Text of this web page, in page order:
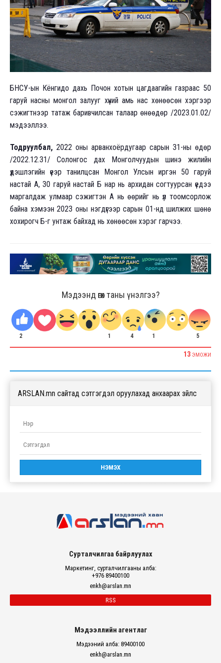
БНСУ-ын Кёнгидо дахь Почон хотын цагдаагийн газраас 50
гаруй насны монгол залууг хүний амь нас хөнөөсөн хэргээр
сэжигтнээр татаж баривчилсан талаар өнөөдөр /2023.01.02/
мэдээллээ.
Тодруулбал, 2022 оны арванхоёрдугаар сарын 31-ны өдөр
/2022.12.31/ Солонгос дах Монголчуудын шинэ жилийн
үдэшлэгийн үеэр танилцсан Монгол Улсын иргэн 50 гаруй
настай А, 30 гаруй настай Б нар нь архидан согтуурсан үедээ
маргалдаж улмаар сэжигтэн А нь өөрийг нь үл тоомсорлож
байна хэмээн 2023 оны нэгдүгээр сарын 01-нд шилжих шөнө
хохирогч Б-г унтаж байхад нь хөнөөсөн хэрэг гарчээ.
Мэдээнд өгөх таны үнэлгээ?
2 1 4 1 5
13 ЭМОЖИ
ARSLAN.mn сайтад сэтгэгдэл оруулахад анхаарах зүйлс
Сурталчилгаа байрлуулах
Маркетинг, сурталчилгааны алба:
+976 89400100
enkh@arslan.mn
RSS
Мэдээллийн агентлаг
Мэдээний алба: 89400100
enkh@arslan.mn